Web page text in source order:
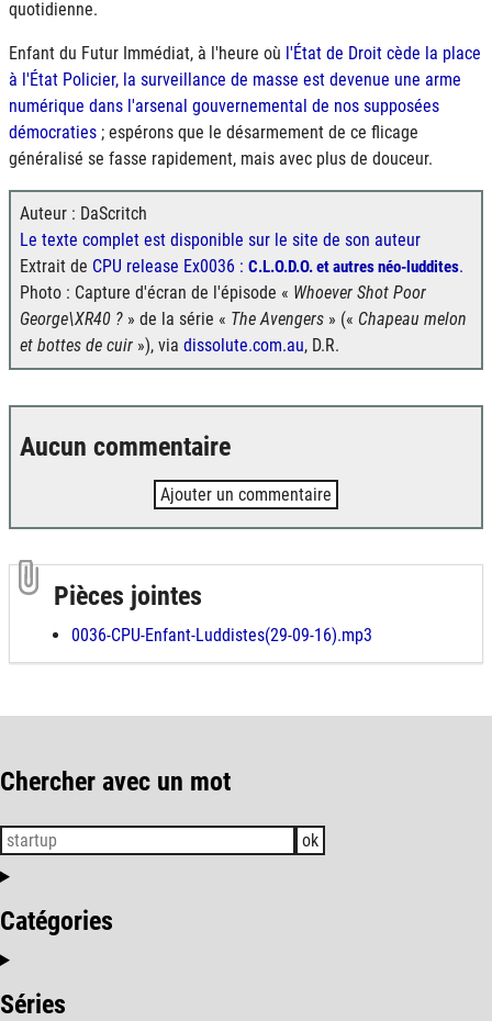
quotidienne.
Enfant du Futur Immédiat, à l'heure où l'État de Droit cède la place
à l'État Policier, la surveillance de masse est devenue une arme
numérique dans l'arsenal gouvernemental de nos supposées
démocraties ; espérons que le désarmement de ce flicage
généralisé se fasse rapidement, mais avec plus de douceur.
Auteur : DaScritch
Le texte complet est disponible sur le site de son auteur
Extrait de CPU release Ex0036 : C.L.O.D.O. et autres néo-luddites.
Photo : Capture d'écran de l'épisode « Whoever Shot Poor
George\XR40 ? » de la série « The Avengers » (« Chapeau melon
et bottes de cuir »), via dissolute.com.au, D.R.
Aucun commentaire
Ajouter un commentaire
Pièces jointes
0036-CPU-Enfant-Luddistes(29-09-16).mp3
Chercher avec un mot
ok
Catégories
Séries